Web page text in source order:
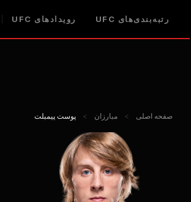
رتبه‌بندی‌های UFC رویدادهای UFC
صفحه اصلی > مبارزان > پوست پیمبلت